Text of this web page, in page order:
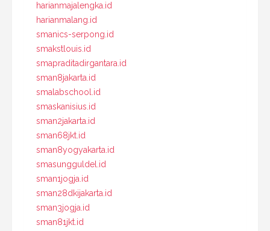
harianmajalengka.id
harianmalang.id
smanics-serpong.id
smakstlouis.id
smapraditadirgantara.id
sman8jakarta.id
smalabschool.id
smaskanisius.id
sman2jakarta.id
sman68jkt.id
sman8yogyakarta.id
smasungguldel.id
sman1jogja.id
sman28dkijakarta.id
sman3jogja.id
sman81jkt.id